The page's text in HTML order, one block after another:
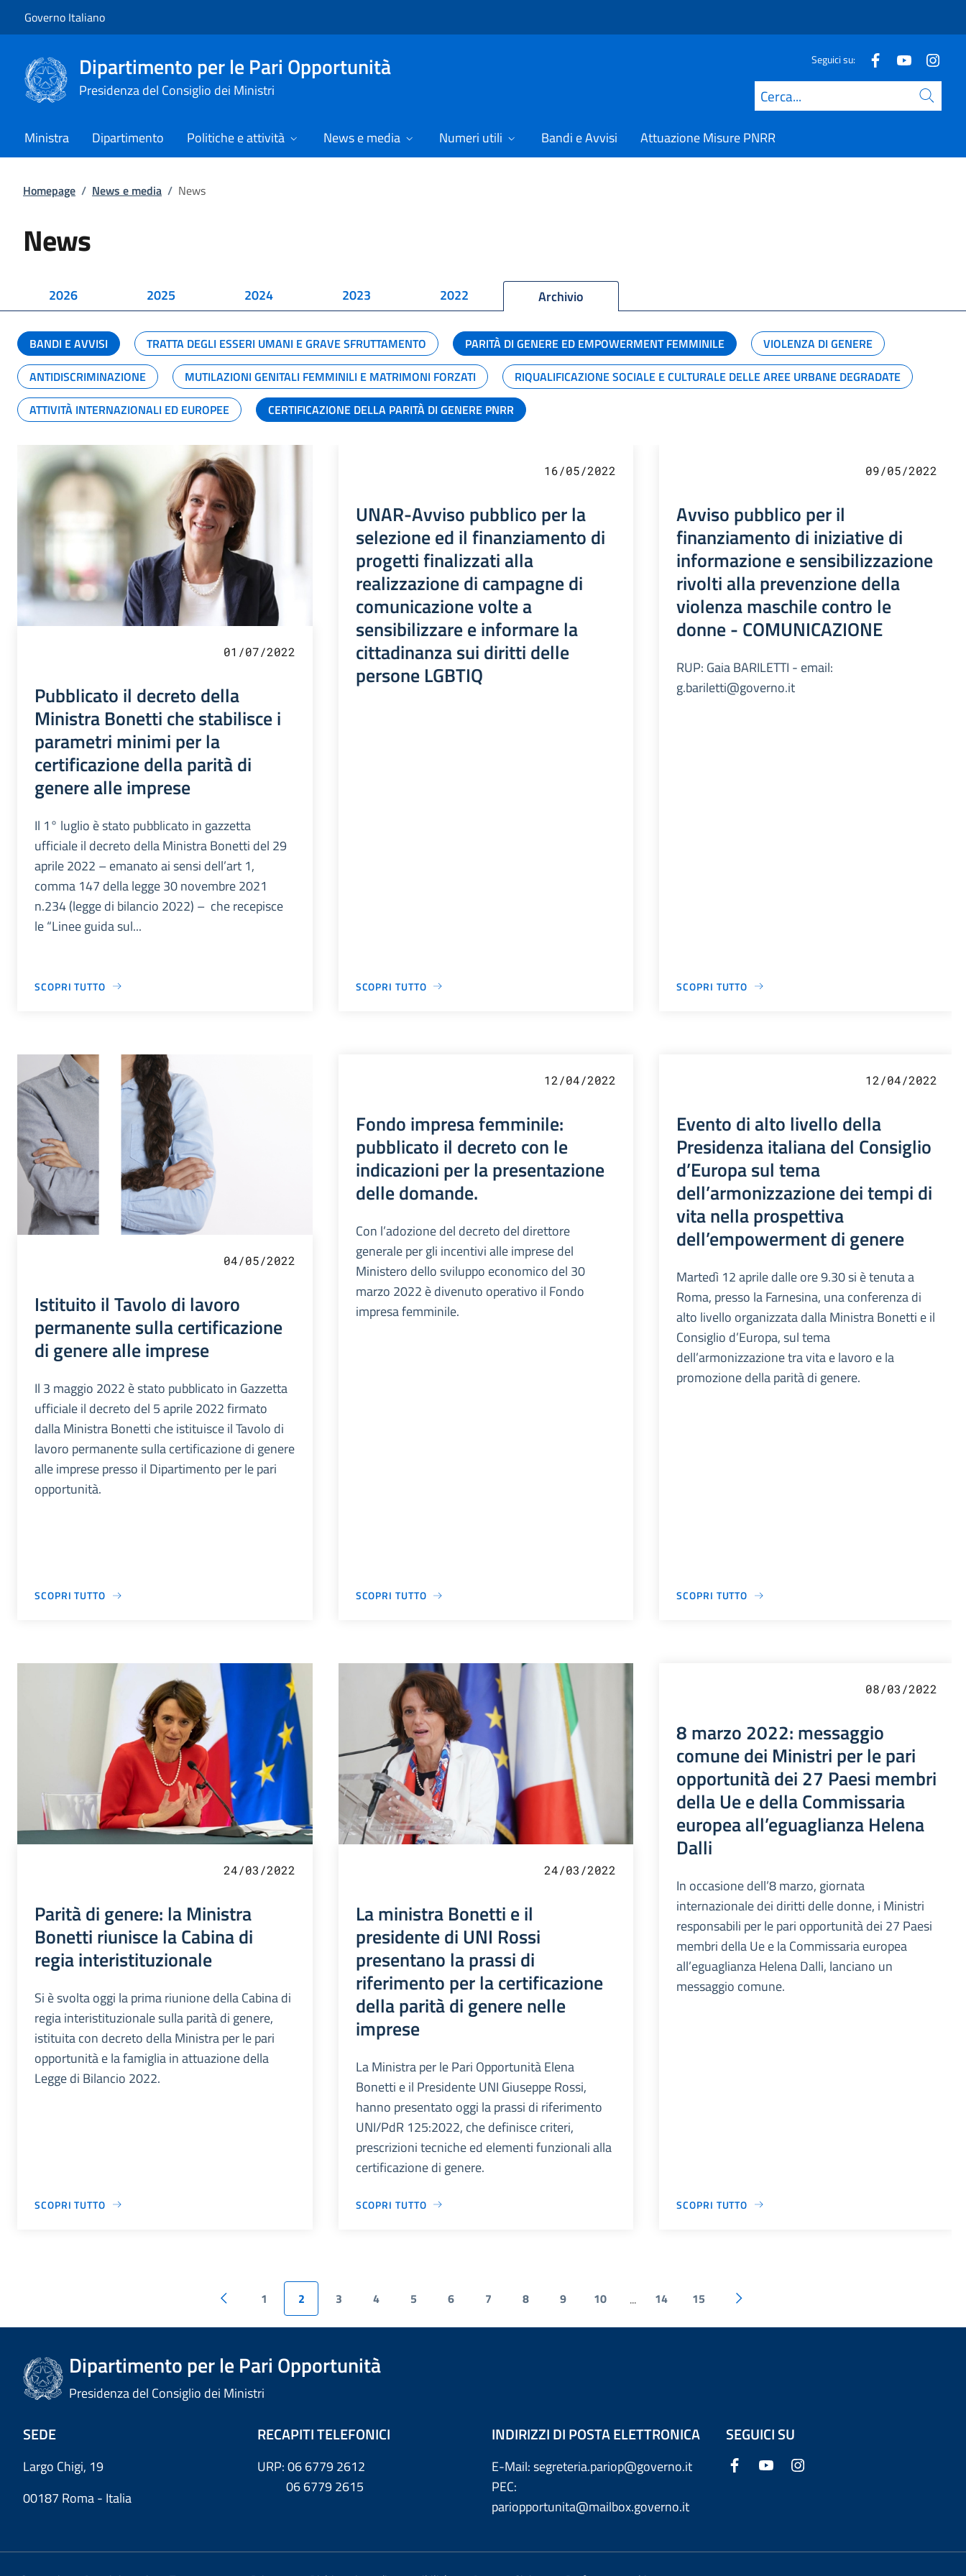
Governo Italiano
Dipartimento per le Pari Opportunità
Presidenza del Consiglio dei Ministri
Seguici su:
Cerca
Ministra Dipartimento Politiche e attività News e media Numeri utili Bandi e Avvisi Attuazione Misure PNRR
Homepage / News e media / News
News
2026 2025 2024 2023 2022 Archivio
BANDI E AVVISI TRATTA DEGLI ESSERI UMANI E GRAVE SFRUTTAMENTO PARITÀ DI GENERE ED EMPOWERMENT FEMMINILE
VIOLENZA DI GENERE
ANTIDISCRIMINAZIONE
MUTILAZIONI GENITALI FEMMINILI E MATRIMONI FORZATI
RIQUALIFICAZIONE SOCIALE E CULTURALE DELLE AREE URBANE DEGRADATE
ATTIVITÀ INTERNAZIONALI ED EUROPEE
CERTIFICAZIONE DELLA PARITÀ DI GENERE PNRR
01/07/2022
Pubblicato il decreto della
Ministra Bonetti che stabilisce i
parametri minimi per la
certificazione della parità di
genere alle imprese
Il 1° luglio è stato pubblicato in gazzetta
ufficiale il decreto della Ministra Bonetti del 29
aprile 2022 – emanato ai sensi dell’art 1,
comma 147 della legge 30 novembre 2021
n.234 (legge di bilancio 2022) – che recepisce
le “Linee guida sul...
SCOPRI TUTTO
16/05/2022
UNAR-Avviso pubblico per la
selezione ed il finanziamento di
progetti finalizzati alla
realizzazione di campagne di
comunicazione volte a
sensibilizzare e informare la
cittadinanza sui diritti delle
persone LGBTIQ
SCOPRI TUTTO
09/05/2022
Avviso pubblico per il
finanziamento di iniziative di
informazione e sensibilizzazione
rivolti alla prevenzione della
violenza maschile contro le
donne - COMUNICAZIONE
RUP: Gaia BARILETTI - email:
g.bariletti@governo.it
SCOPRI TUTTO
04/05/2022
Istituito il Tavolo di lavoro
permanente sulla certificazione
di genere alle imprese
Il 3 maggio 2022 è stato pubblicato in Gazzetta
ufficiale il decreto del 5 aprile 2022 firmato
dalla Ministra Bonetti che istituisce il Tavolo di
lavoro permanente sulla certificazione di genere
alle imprese presso il Dipartimento per le pari
opportunità.
SCOPRI TUTTO
12/04/2022
Fondo impresa femminile:
pubblicato il decreto con le
indicazioni per la presentazione
delle domande.
Con l’adozione del decreto del direttore
generale per gli incentivi alle imprese del
Ministero dello sviluppo economico del 30
marzo 2022 è divenuto operativo il Fondo
impresa femminile.
SCOPRI TUTTO
12/04/2022
Evento di alto livello della
Presidenza italiana del Consiglio
d’Europa sul tema
dell’armonizzazione dei tempi di
vita nella prospettiva
dell’empowerment di genere
Martedì 12 aprile dalle ore 9.30 si è tenuta a
Roma, presso la Farnesina, una conferenza di
alto livello organizzata dalla Ministra Bonetti e il
Consiglio d’Europa, sul tema
dell’armonizzazione tra vita e lavoro e la
promozione della parità di genere.
SCOPRI TUTTO
24/03/2022
Parità di genere: la Ministra
Bonetti riunisce la Cabina di
regia interistituzionale
Si è svolta oggi la prima riunione della Cabina di
regia interistituzionale sulla parità di genere,
istituita con decreto della Ministra per le pari
opportunità e la famiglia in attuazione della
Legge di Bilancio 2022.
SCOPRI TUTTO
24/03/2022
La ministra Bonetti e il
presidente di UNI Rossi
presentano la prassi di
riferimento per la certificazione
della parità di genere nelle
imprese
La Ministra per le Pari Opportunità Elena
Bonetti e il Presidente UNI Giuseppe Rossi,
hanno presentato oggi la prassi di riferimento
UNI/PdR 125:2022, che definisce criteri,
prescrizioni tecniche ed elementi funzionali alla
certificazione di genere.
SCOPRI TUTTO
08/03/2022
8 marzo 2022: messaggio
comune dei Ministri per le pari
opportunità dei 27 Paesi membri
della Ue e della Commissaria
europea all’eguaglianza Helena
Dalli
In occasione dell’8 marzo, giornata
internazionale dei diritti delle donne, i Ministri
responsabili per le pari opportunità dei 27 Paesi
membri della Ue e la Commissaria europea
all’eguaglianza Helena Dalli, lanciano un
messaggio comune.
SCOPRI TUTTO
1 2 3 4 5 6 7 8 9 10 ... 14 15
Dipartimento per le Pari Opportunità
Presidenza del Consiglio dei Ministri
SEDE
Largo Chigi, 19
00187 Roma - Italia
RECAPITI TELEFONICI
URP: 06 6779 2612
06 6779 2615
INDIRIZZI DI POSTA ELETTRONICA
E-Mail: segreteria.pariop@governo.it
PEC:
pariopportunita@mailbox.governo.it
SEGUICI SU